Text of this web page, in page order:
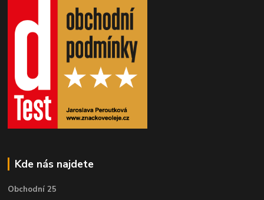
Kde nás najdete
Obchodní 25